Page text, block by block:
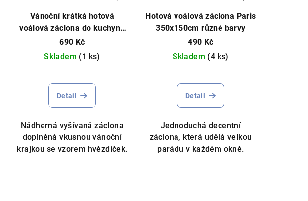
Vánoční krátká hotová
voálová záclona do kuchyně
bílá různé rozměry
690 Kč
Skladem (1 ks)
hodnocení
produktu
je
5,0
z
5
Detail
Nádherná vyšívaná záclona
doplněná vkusnou vánoční
krajkou se vzorem hvězdiček.
Hotová voálová záclona Paris
350x150cm různé barvy
490 Kč
Skladem (4 ks)
hodnocení
produktu
je
5,0
z
5
Detail
Jednoduchá decentní
záclona, která udělá velkou
parádu v každém okně.